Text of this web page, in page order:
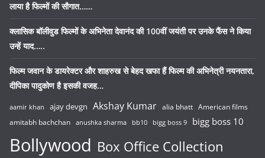
लाया है फिल्मों की सौगात……
क्लासिक बॉलीवुड फिल्मों के अभिनेता देवानंद की 100वीं जयंती पर उनके फैंस ने किया
उन्हें याद…..
फिल्म जवान के डायरेक्टर और शाहरुख से बेहद खफा हैं फिल्म की अभिनेत्री नयनतारा,
दीपिका पादुकोण है इसकी वजह…
aamir khan ajay devgn Akshay Kumar alia bhatt American films
amitabh bachchan anushka sharma bb10 bigg boss 9 bigg boss 10
Bollywood Box Office Collection